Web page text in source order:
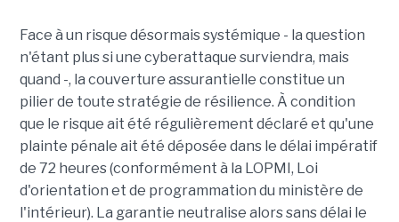
Face à un risque désormais systémique - la question
n'étant plus si une cyberattaque surviendra, mais
quand -, la couverture assurantielle constitue un
pilier de toute stratégie de résilience. À condition
que le risque ait été régulièrement déclaré et qu'une
plainte pénale ait été déposée dans le délai impératif
de 72 heures (conformément à la LOPMI, Loi
d'orientation et de programmation du ministère de
l'intérieur). La garantie neutralise alors sans délai le